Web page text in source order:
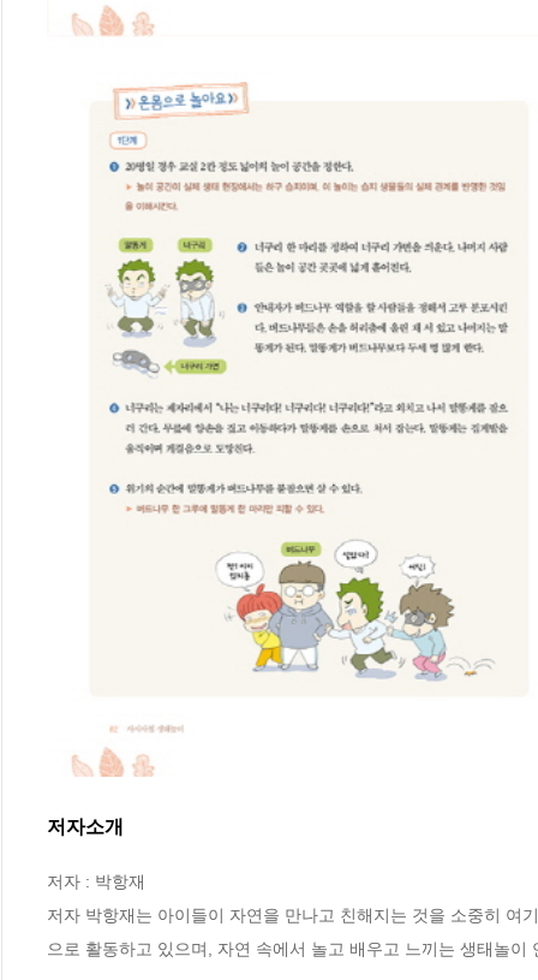
저자소개
저자 : 박항재
저자 박항재는 아이들이 자연을 만나고 친해지는 것을 소중히 여
으로 활동하고 있으며, 자연 속에서 놀고 배우고 느끼는 생태놀이